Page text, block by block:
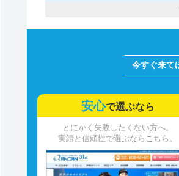
安心で選ぶなら
とにかく失敗したくない方へ。
実績と信頼性で選ぶならこちら。